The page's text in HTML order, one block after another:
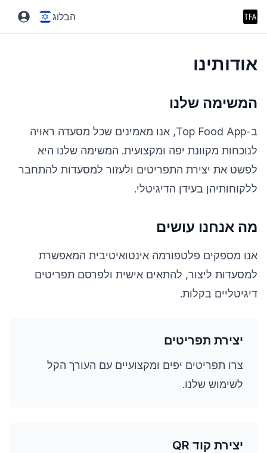
הבלוג
אודותינו
המשימה שלנו
ב-Top Food App, אנו מאמינים שכל מסעדה ראויה
לנוכחות מקוונת יפה ומקצועית. המשימה שלנו היא
לפשט את יצירת התפריטים ולעזור למסעדות להתחבר
ללקוחותיהן בעידן הדיגיטלי.
מה אנחנו עושים
אנו מספקים פלטפורמה אינטואיטיבית המאפשרת
למסעדות ליצור, להתאים אישית ולפרסם תפריטים
דיגיטליים בקלות.
יצירת תפריטים
צרו תפריטים יפים ומקצועיים עם העורך הקל
לשימוש שלנו.
יצירת קוד QR